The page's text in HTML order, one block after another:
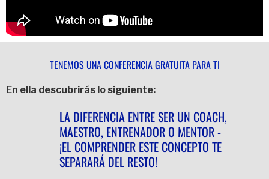
TENEMOS UNA CONFERENCIA GRATUITA PARA TI
En ella descubrirás lo siguiente:
LA DIFERENCIA ENTRE SER UN COACH,
MAESTRO, ENTRENADOR O MENTOR -
¡EL COMPRENDER ESTE CONCEPTO TE
SEPARARÁ DEL RESTO!